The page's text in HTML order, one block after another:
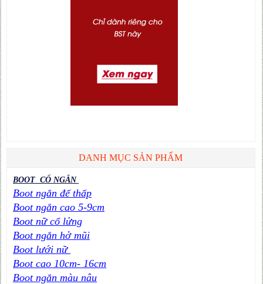
DANH MỤC SẢN PHẨM
BOOT CỔ NGẮN
Boot ngắn đế thấp
Boot ngắn cao 5-9cm
Boot nữ cổ lửng
Boot ngắn hở mũi
Boot lưới nữ
Boot cao 10cm- 16cm
Boot ngắn màu nâu